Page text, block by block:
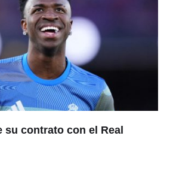
contrato con el Real